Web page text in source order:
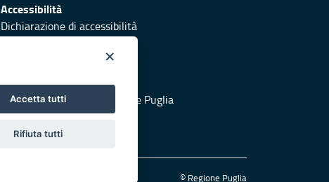
Accessibilità
Dichiarazione di accessibilità
Obiettivi di accessibilità
Protezione civile
Vai al sito di Protezione Civile Puglia
© Regione Puglia
×
Accetta tutti
Rifiuta tutti